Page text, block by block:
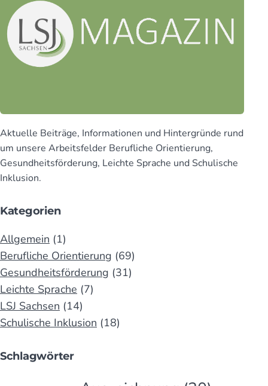
Aktuelle Beiträge, Infor­mationen und Hinter­gründe rund
um unsere Arbeits­felder Beruf­liche Orien­tierung,
Gesund­heits­för­derung, Leichte Sprache und Schu­lische
Inklusion.
Kategorien
Allgemein (1)
Berufliche Orientierung (69)
Gesundheitsförderung (31)
Leichte Sprache (7)
LSJ Sachsen (14)
Schulische Inklusion (18)
Schlagwörter